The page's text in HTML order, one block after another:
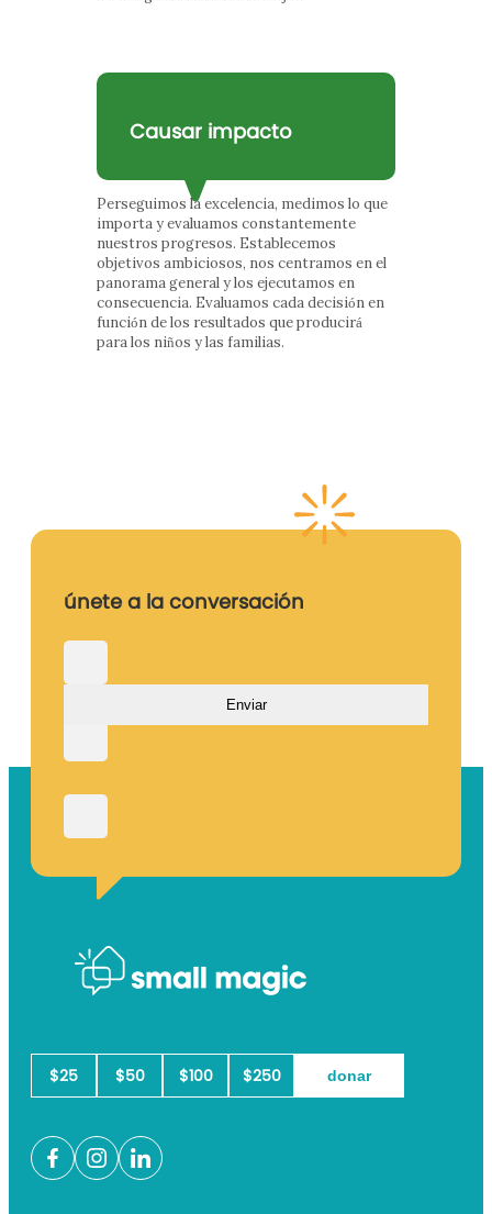
Causar impacto
Perseguimos la excelencia, medimos lo que
importa y evaluamos constantemente
nuestros progresos. Establecemos
objetivos ambiciosos, nos centramos en el
panorama general y los ejecutamos en
consecuencia. Evaluamos cada decisión en
función de los resultados que producirá
para los niños y las familias.
únete a la conversación
Nombre
Apellido
Correo
$25 $50 $100 $250
Facebook
Instagram
LinkedIn